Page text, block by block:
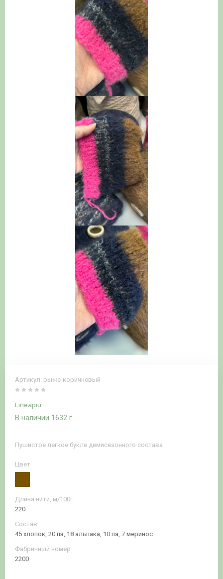
Артикул: рыже-коричневый
Lineapiu
В наличии 1632 г
Пушистое легкое букле демисезонного состава
Цвет
Длина нити, м/100г
220
Состав
45 хлопок, 20 пэ, 18 альпака, 10 па, 7 меринос
Фабричный номер
2200